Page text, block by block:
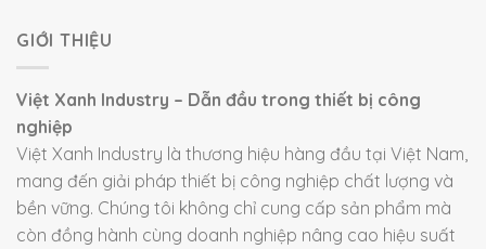
GIỚI THIỆU
Việt Xanh Industry – Dẫn đầu trong thiết bị công
nghiệp
Việt Xanh Industry là thương hiệu hàng đầu tại Việt Nam,
mang đến giải pháp thiết bị công nghiệp chất lượng và
bền vững. Chúng tôi không chỉ cung cấp sản phẩm mà
còn đồng hành cùng doanh nghiệp nâng cao hiệu suất